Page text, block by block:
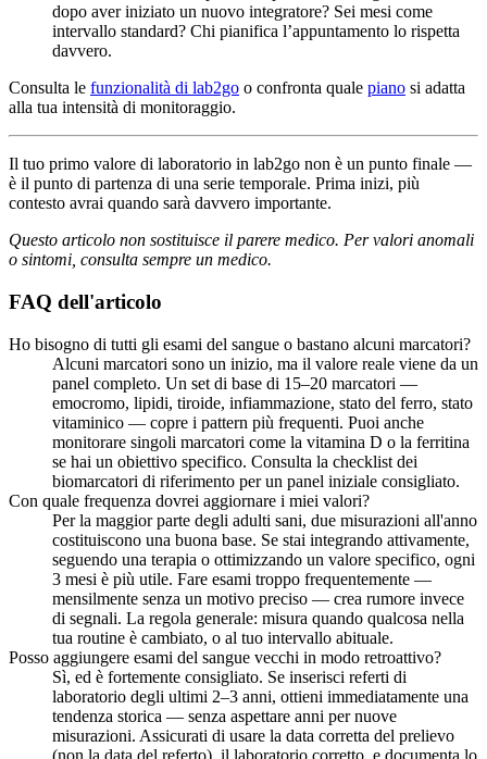
dopo aver iniziato un nuovo integratore? Sei mesi come
intervallo standard? Chi pianifica l’appuntamento lo rispetta
davvero.
Consulta le funzionalità di lab2go o confronta quale piano si adatta
alla tua intensità di monitoraggio.
Il tuo primo valore di laboratorio in lab2go non è un punto finale —
è il punto di partenza di una serie temporale. Prima inizi, più
contesto avrai quando sarà davvero importante.
Questo articolo non sostituisce il parere medico. Per valori anomali
o sintomi, consulta sempre un medico.
FAQ dell'articolo
Ho bisogno di tutti gli esami del sangue o bastano alcuni marcatori?
Alcuni marcatori sono un inizio, ma il valore reale viene da un
panel completo. Un set di base di 15–20 marcatori —
emocromo, lipidi, tiroide, infiammazione, stato del ferro, stato
vitaminico — copre i pattern più frequenti. Puoi anche
monitorare singoli marcatori come la vitamina D o la ferritina
se hai un obiettivo specifico. Consulta la checklist dei
biomarcatori di riferimento per un panel iniziale consigliato.
Con quale frequenza dovrei aggiornare i miei valori?
Per la maggior parte degli adulti sani, due misurazioni all'anno
costituiscono una buona base. Se stai integrando attivamente,
seguendo una terapia o ottimizzando un valore specifico, ogni
3 mesi è più utile. Fare esami troppo frequentemente —
mensilmente senza un motivo preciso — crea rumore invece
di segnali. La regola generale: misura quando qualcosa nella
tua routine è cambiato, o al tuo intervallo abituale.
Posso aggiungere esami del sangue vecchi in modo retroattivo?
Sì, ed è fortemente consigliato. Se inserisci referti di
laboratorio degli ultimi 2–3 anni, ottieni immediatamente una
tendenza storica — senza aspettare anni per nuove
misurazioni. Assicurati di usare la data corretta del prelievo
(non la data del referto), il laboratorio corretto, e documenta lo